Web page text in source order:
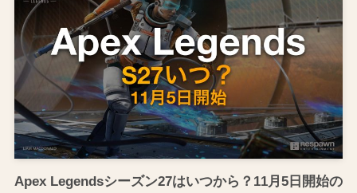
Apex Legendsシーズン27はいつから？11月5日開始の